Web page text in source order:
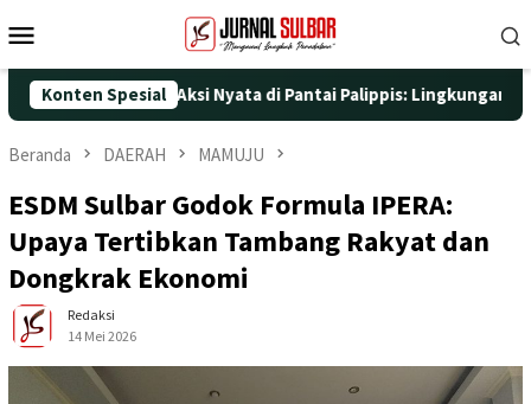
ke
Mobile
Konten Spesial
dengan Aksi Nyata di Pantai Palippis: Lingkungan dan
Beranda DAERAH MAMUJU
ESDM Sulbar Godok Formula IPERA:
Upaya Tertibkan Tambang Rakyat dan
Dongkrak Ekonomi
Redaksi
14 Mei 2026